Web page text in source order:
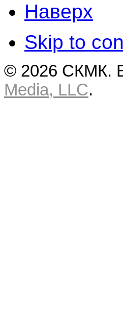
Наверх
Skip to
© 2026 СКМК.
Media, LLC.